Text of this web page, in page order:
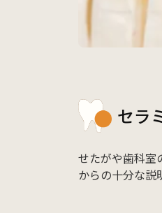
セラ
せたがや歯科室
からの十分な説